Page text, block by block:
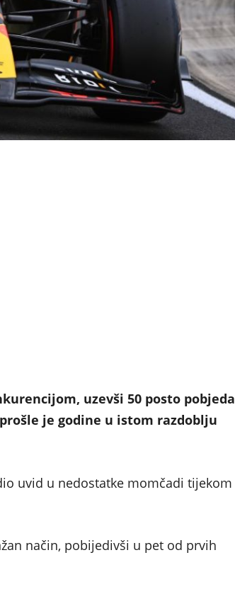
uzevši 50 posto pobjeda
je godine u istom razdoblju
uvid u nedostatke momčadi tijekom
način, pobijedivši u pet od prvih